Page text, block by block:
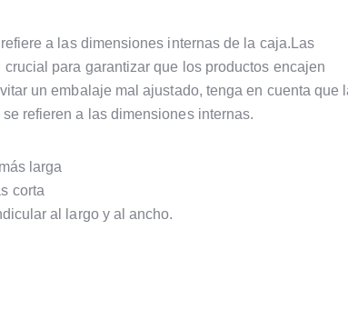
a las dimensiones internas de la caja.Las
para garantizar que los productos encajen
un embalaje mal ajustado, tenga en cuenta que
refieren a las dimensiones internas.
larga
corta
al largo y al ancho.